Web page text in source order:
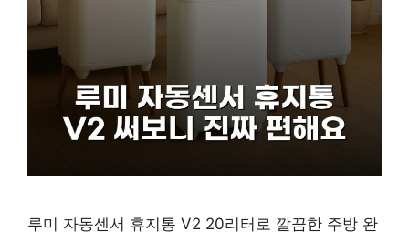
루미 자동센서 휴지통 V2 20리터로 깔끔한 주방 완